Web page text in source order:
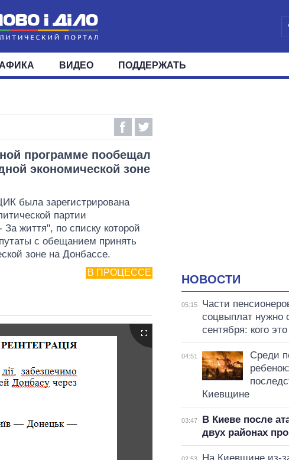
МИР
ОКРУГА
ВИДЕО ПОДДЕРЖАТЬ
программе пообещал
экономической зоне
была зарегистрирована
партии
життя", по списку которой
с обещанием принять
зоне на Донбассе.
В ПРОЦЕССЕ
НОВОСТИ
05:15
Части
соцвыплат нужно
сентября: кого
04:51
Среди
Киевщине
03:47
В Киеве после
двух районах
02:53
На Киевщине из-